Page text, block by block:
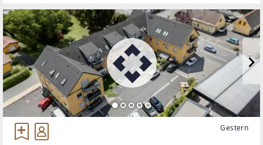
Gestern